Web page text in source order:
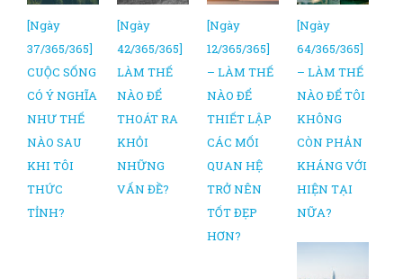
[Ngày
37/365/365]
CUỘC SỐNG
CÓ Ý NGHĨA
NHƯ THẾ
NÀO SAU
KHI TÔI
THỨC
TỈNH?
[Ngày
42/365/365]
LÀM THẾ
NÀO ĐỂ
THOÁT RA
KHỎI
NHỮNG
VẤN ĐỀ?
[Ngày
12/365/365]
– LÀM THẾ
NÀO ĐỂ
THIẾT LẬP
CÁC MỐI
QUAN HỆ
TRỞ NÊN
TỐT ĐẸP
HƠN?
[Ngày
64/365/365]
– LÀM THẾ
NÀO ĐỂ TÔI
KHÔNG
CÒN PHẢN
KHÁNG VỚI
HIỆN TẠI
NỮA?